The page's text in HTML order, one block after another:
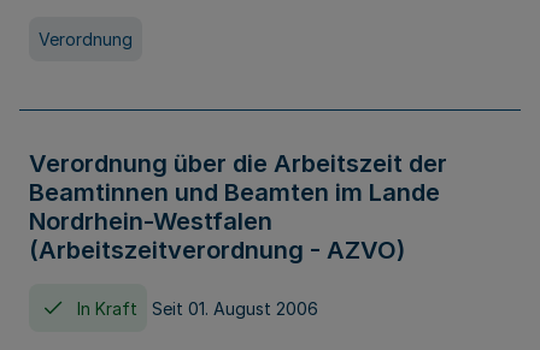
Verordnung
Verordnung über die Arbeitszeit der
Beamtinnen und Beamten im Lande
Nordrhein-Westfalen
(Arbeitszeitverordnung - AZVO)
In Kraft Seit 01. August 2006